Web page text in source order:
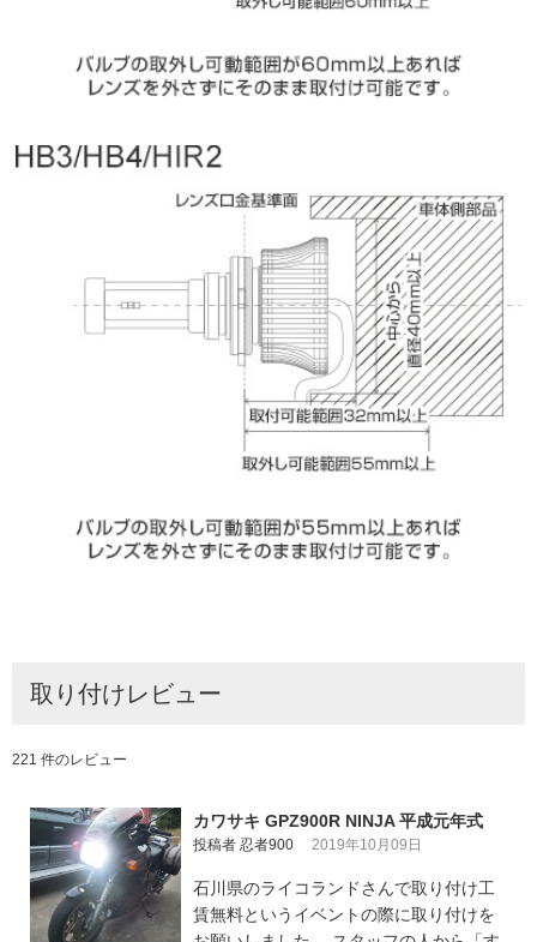
取り付けレビュー
221 件のレビュー
カワサキ GPZ900R NINJA 平成元年式
投稿者 忍者900 2019年10月09日
石川県のライコランドさんで取り付け工
賃無料というイベントの際に取り付けを